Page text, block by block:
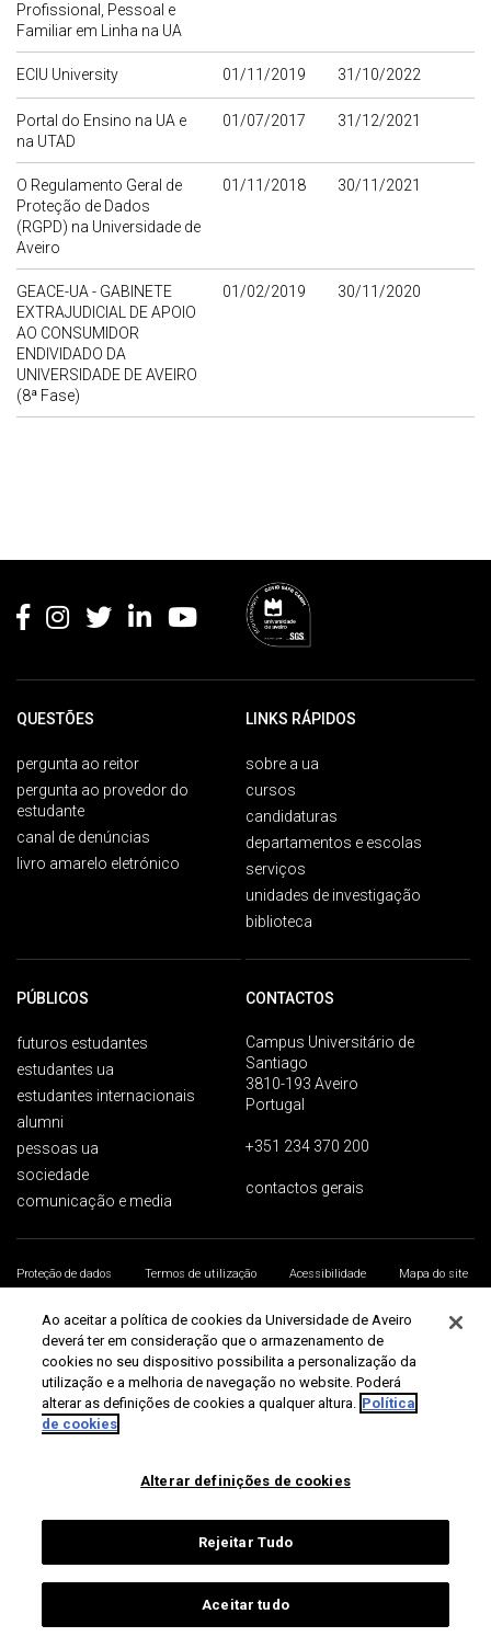
Profissional, Pessoal e
Familiar em Linha na UA
ECIU University 01/11/2019 31/10/2022
Portal do Ensino na UA e
na UTAD
01/07/2017 31/12/2021
O Regulamento Geral de
Proteção de Dados
(RGPD) na Universidade de
Aveiro
01/11/2018 30/11/2021
GEACE-UA - GABINETE
EXTRAJUDICIAL DE APOIO
AO CONSUMIDOR
ENDIVIDADO DA
UNIVERSIDADE DE AVEIRO
(8ª Fase)
01/02/2019 30/11/2020
QUESTÕES
pergunta ao reitor
pergunta ao provedor do
estudante
canal de denúncias
livro amarelo eletrónico
LINKS RÁPIDOS
sobre a ua
cursos
candidaturas
departamentos e escolas
serviços
unidades de investigação
biblioteca
PÚBLICOS
futuros estudantes
estudantes ua
estudantes internacionais
alumni
pessoas ua
sociedade
comunicação e media
CONTACTOS
Campus Universitário de
Santiago
3810-193 Aveiro
Portugal
+351 234 370 200
contactos gerais
Proteção de dados Termos de utilização Acessibilidade
Mapa do site
Ao aceitar a política de cookies da Universidade de Aveiro
deverá ter em consideração que o armazenamento de
cookies no seu dispositivo possibilita a personalização da
utilização e a melhoria de navegação no website. Poderá
alterar as definições de cookies a qualquer altura. Política
de cookies
Alterar definições de cookies
Rejeitar Tudo
Aceitar tudo